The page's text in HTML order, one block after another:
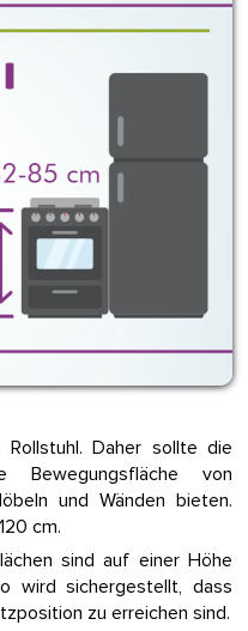
Daher sollte die
Bewegungsfläche von
und Wänden bieten.
cm.
sind auf einer Höhe
wird sichergestellt, dass
zu erreichen sind.